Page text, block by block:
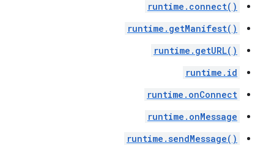
runtime.connect()
runtime.getManifest()
runtime.getURL()
runtime.id
runtime.onConnect
runtime.onMessage
runtime.sendMessage()